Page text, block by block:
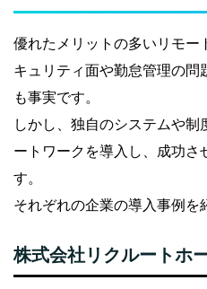
優れたメリットの多いリモー
キュリティ面や勤怠管理の
も事実です。
しかし、独自のシステムや
ートワークを導入し、成功さ
す。
それぞれの企業の導入事例を
株式会社リクルートホ